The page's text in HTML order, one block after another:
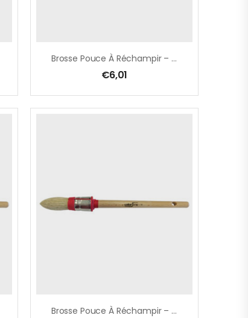
Brosse Pouce À Réchampir – Acryl Ø 14 Mm, Soies Bleues MIX, Avec Ficelle
€6,01
Brosse Pouce À Réchampir – Laqueur Ø 12 Mm, Pure Soie Blanche, Avec Ficelle